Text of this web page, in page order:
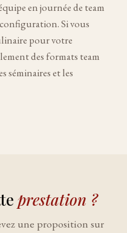
en journée de team
Si vous
pour votre
des formats team
séminaires et les
prestation ?
une proposition sur